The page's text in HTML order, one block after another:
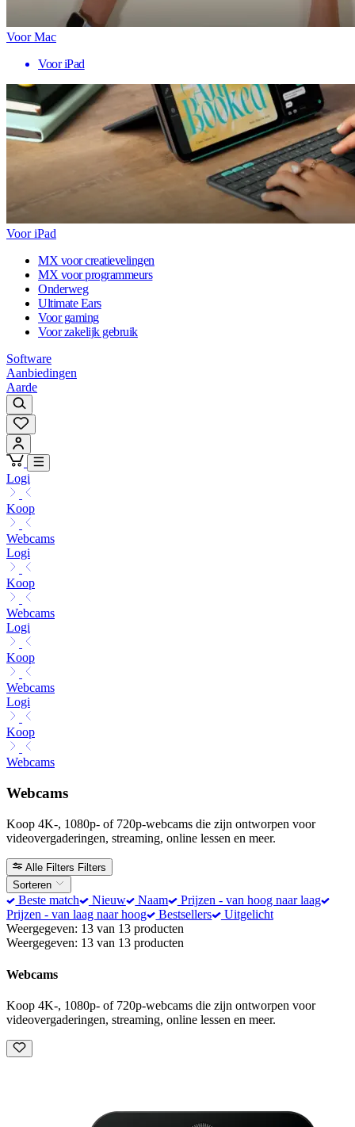
Voor Mac
Voor iPad
Voor iPad
MX voor creatievelingen
MX voor programmeurs
Onderweg
Ultimate Ears
Voor gaming
Voor zakelijk gebruik
Software
Aanbiedingen
Aarde
Logi
Koop
Webcams
Logi
Koop
Webcams
Logi
Koop
Webcams
Logi
Koop
Webcams
Webcams
Koop 4K-, 1080p- of 720p-webcams die zijn ontworpen voor
videovergaderingen, streaming, online lessen en meer.
Alle Filters Filters
Sorteren
Beste match Nieuw Naam
Prijzen - van hoog naar laag
Prijzen - van laag naar hoog
Bestsellers
Uitgelicht
Weergegeven: 13 van 13 producten
Weergegeven: 13 van 13 producten
Webcams
Koop 4K-, 1080p- of 720p-webcams die zijn ontworpen voor
videovergaderingen, streaming, online lessen en meer.